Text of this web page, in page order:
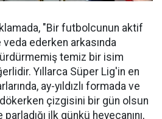
"Bir futbolcunun aktif
ederken arkasında
temiz bir isim
Yıllarca Süper Lig'in en
ay-yıldızlı formada ve
çizgisini bir gün olsun
ilk günkü heyecanını,